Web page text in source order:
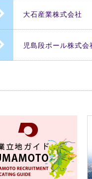
大石産業株式会社
児島段ボール株式会